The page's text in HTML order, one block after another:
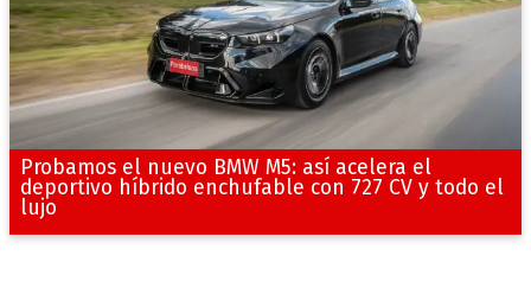
Probamos el nuevo BMW M5: así acelera el
deportivo híbrido enchufable con 727 CV y todo el
lujo